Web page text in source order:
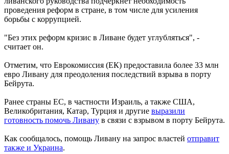
проведения реформ в стране, в том числе для усиления
борьбы с коррупцией.
"Без этих реформ кризис в Ливане будет углубляться", -
считает он.
Отметим, что Еврокомиссия (ЕК) предоставила более 33 млн
евро Ливану для преодоления последствий взрыва в порту
Бейрута.
Ранее страны ЕС, в частности Израиль, а также США,
Великобритания, Катар, Турция и другие выразили
готовность помочь Ливану в связи с взрывом в порту Бейрута.
Как сообщалось, помощь Ливану на запрос властей отправит
также и Украина.